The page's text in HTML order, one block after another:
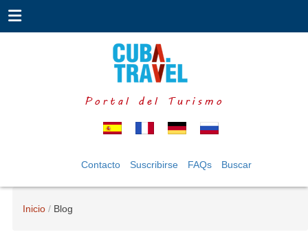
Portal del Turismo
Contacto Suscribirse FAQs Buscar
Inicio Blog